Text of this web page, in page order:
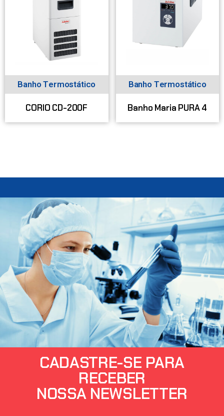
Banho Termostático
CORIO CD-200F
Banho Termostático
Banho Maria PURA 4
CADASTRE-SE PARA
RECEBER
NOSSA NEWSLETTER